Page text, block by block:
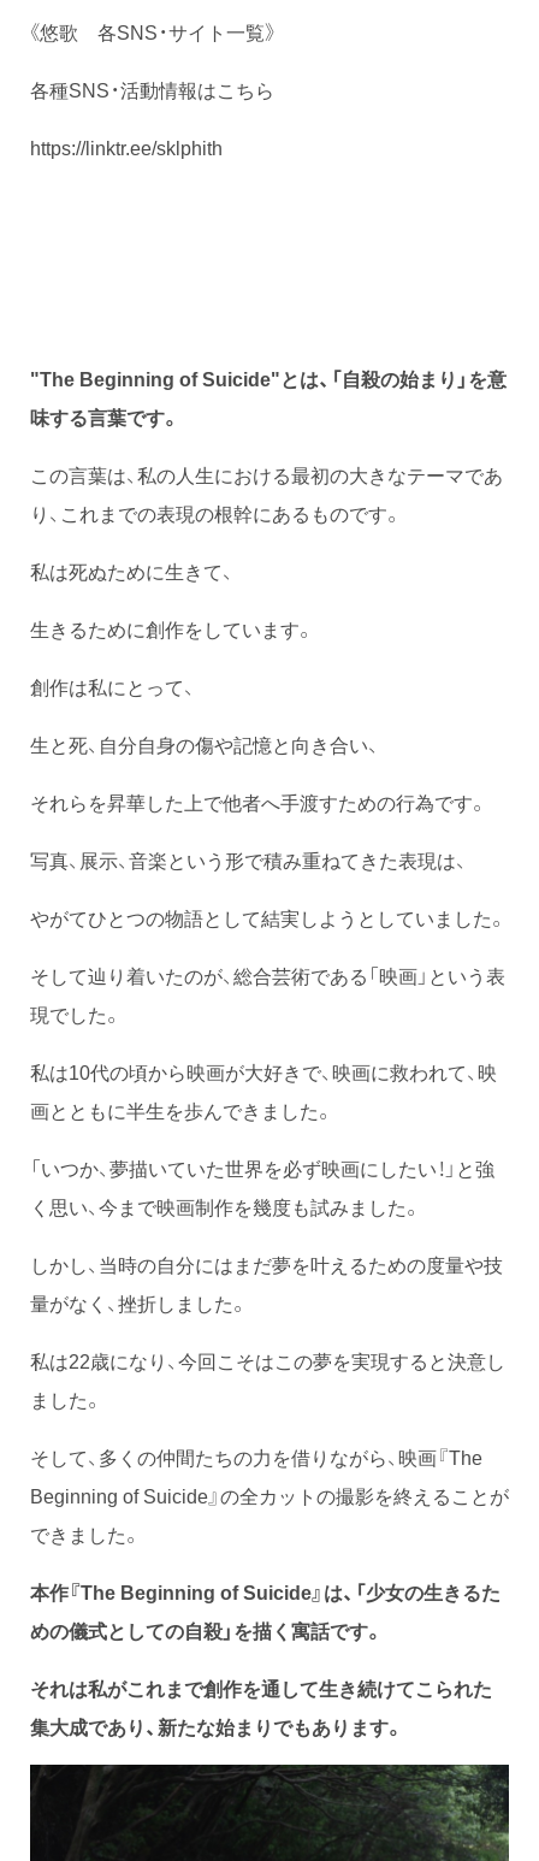
《悠歌 各SNS・サイト一覧》
各種SNS・活動情報はこちら
https://linktr.ee/sklphith
"The Beginning of Suicide"とは、「自殺の始まり」を意
味する言葉です。
この言葉は、私の人生における最初の大きなテーマであ
り、これまでの表現の根幹にあるものです。
私は死ぬために生きて、
生きるために創作をしています。
創作は私にとって、
生と死、自分自身の傷や記憶と向き合い、
それらを昇華した上で他者へ手渡すための行為です。
写真、展示、音楽という形で積み重ねてきた表現は、
やがてひとつの物語として結実しようとしていました。
そして辿り着いたのが、総合芸術である「映画」という表
現でした。
私は10代の頃から映画が大好きで、映画に救われて、映
画とともに半生を歩んできました。
「いつか、夢描いていた世界を必ず映画にしたい！」と強
く思い、今まで映画制作を幾度も試みました。
しかし、当時の自分にはまだ夢を叶えるための度量や技
量がなく、挫折しました。
私は22歳になり、今回こそはこの夢を実現すると決意し
ました。
そして、多くの仲間たちの力を借りながら、映画『The
Beginning of Suicide』の全カットの撮影を終えることが
できました。
本作『The Beginning of Suicide』は、「少女の生きるた
めの儀式としての自殺」を描く寓話です。
それは私がこれまで創作を通して生き続けてこられた
集大成であり、新たな始まりでもあります。